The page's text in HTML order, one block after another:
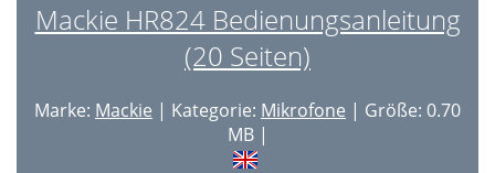
Mackie HR824 Bedienungsanleitung
(20 Seiten)
Marke: Mackie | Kategorie: Mikrofone | Größe: 0.70
MB |